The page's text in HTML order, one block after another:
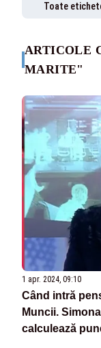
Toate
ARTICOLE
MARITE"
1 apr. 2024, 09:10
Când intră
Muncii.
calculează